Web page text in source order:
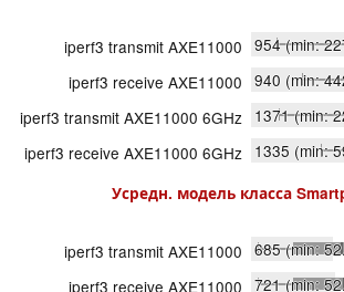
iperf3 transmit AXE11000 954(min:
iperf3 receive AXE11000 940 (min:
iperf3 transmit AXE11000 6GHz
1371(min:
iperf3 receive AXE11000 6GHz
1335 (min:
Усредн. модель класса
iperf3 transmit AXE11000 685(min:
iperf3 receive AXE11000 721(min: